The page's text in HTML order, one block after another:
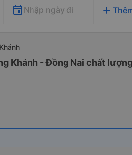
Nhập ngày đi add
Khánh - Đồng Nai chất